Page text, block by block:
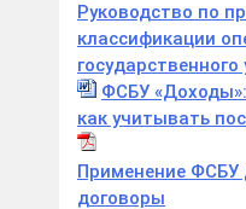
Руководство по
классификации
ФСБУ «Доходы»:
как учитывать
Применение ФСБУ
договоры